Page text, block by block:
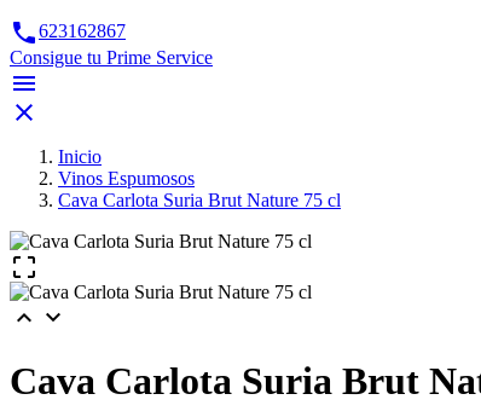
623162867
Consigue tu Prime Service


Inicio
Vinos Espumosos
Cava Carlota Suria Brut Nature 75 cl

 
Cava Carlota Suria Brut